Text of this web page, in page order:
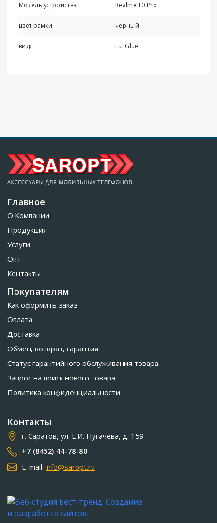
Модель устройства: Realme 10 Pro
цвет рамки: черный
вид: FullGlue
Главное
О Компании
Продукция
Услуги
Опт
Контакты
Покупателям
Как оформить заказ
Оплата
Доставка
Обмен, возврат, гарантия
Статус гарантийного обслуживания товара
Запрос на поиск нового товара
Политика конфиденциальности
Контакты
г. Саратов, ул. Е.И. Пугачёва, д. 159
+7 (8452) 44-78-80
E-mail: info@saropt.ru